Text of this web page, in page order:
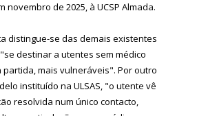
novembro de 2025, à UCSP Almada.
distingue-se das demais existentes
destinar a utentes sem médico
partida, mais vulneráveis". Por outro
instituído na ULSAS, "o utente vê
resolvida num único contacto,